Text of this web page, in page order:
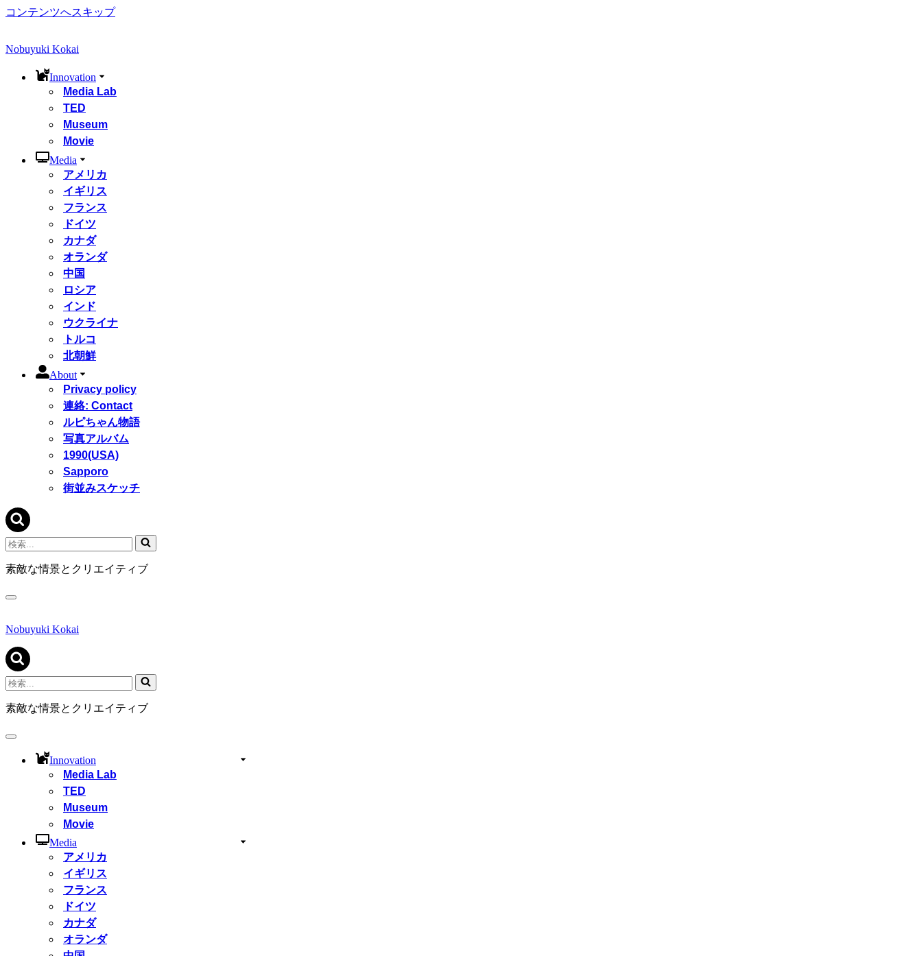
コンテンツへスキップ
Nobuyuki Kokai
Innovation
Media Lab
TED
Museum
Movie
Media
アメリカ
イギリス
フランス
ドイツ
カナダ
オランダ
中国
ロシア
インド
ウクライナ
トルコ
北朝鮮
About
Privacy policy
連絡: Contact
ルピちゃん物語
写真アルバム
1990(USA)
Sapporo
街並みスケッチ
検
索...
素敵な情景とクリエイティブ
ナ
ゲ
シ
ョ
ン
メ
ニ
ュ
Nobuyuki Kokai
検
索...
素敵な情景とクリエイティブ
ナ
Innovation
Media Lab
TED
Museum
Movie
Media
アメリカ
イギリス
フランス
ドイツ
カナダ
オランダ